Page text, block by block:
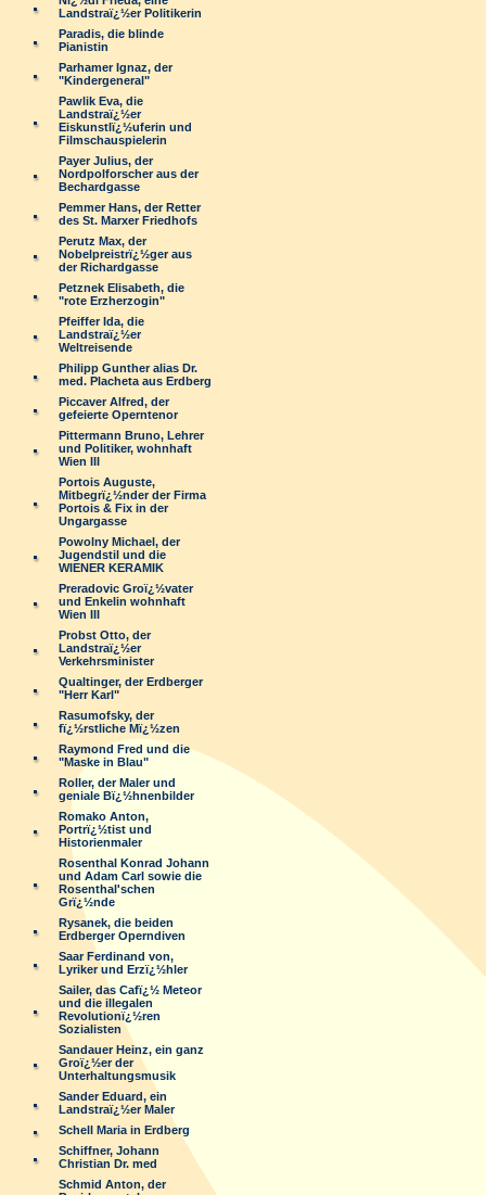
Landstraï¿½er Politikerin
Paradis, die blinde
Pianistin
Parhamer Ignaz, der
"Kindergeneral"
Pawlik Eva, die
Landstraï¿½er
Eiskunstlï¿½uferin und
Filmschauspielerin
Payer Julius, der
Nordpolforscher aus der
Bechardgasse
Pemmer Hans, der Retter
des St. Marxer Friedhofs
Perutz Max, der
Nobelpreistrï¿½ger aus
der Richardgasse
Petznek Elisabeth, die
"rote Erzherzogin"
Pfeiffer Ida, die
Landstraï¿½er
Weltreisende
Philipp Gunther alias Dr.
med. Placheta aus Erdberg
Piccaver Alfred, der
gefeierte Operntenor
Pittermann Bruno, Lehrer
und Politiker, wohnhaft
Wien III
Portois Auguste,
Mitbegrï¿½nder der Firma
Portois & Fix in der
Ungargasse
Powolny Michael, der
Jugendstil und die
WIENER KERAMIK
Preradovic Groï¿½vater
und Enkelin wohnhaft
Wien III
Probst Otto, der
Landstraï¿½er
Verkehrsminister
Qualtinger, der Erdberger
"Herr Karl"
Rasumofsky, der
fï¿½rstliche Mï¿½zen
Raymond Fred und die
"Maske in Blau"
Roller, der Maler und
geniale Bï¿½hnenbilder
Romako Anton,
Portrï¿½tist und
Historienmaler
Rosenthal Konrad Johann
und Adam Carl sowie die
Rosenthal'schen
Grï¿½nde
Rysanek, die beiden
Erdberger Operndiven
Saar Ferdinand von,
Lyriker und Erzï¿½hler
Sailer, das Cafï¿½ Meteor
und die illegalen
Revolutionï¿½ren
Sozialisten
Sandauer Heinz, ein ganz
Groï¿½er der
Unterhaltungsmusik
Sander Eduard, ein
Landstraï¿½er Maler
Schell Maria in Erdberg
Schiffner, Johann
Christian Dr. med
Schmid Anton, der